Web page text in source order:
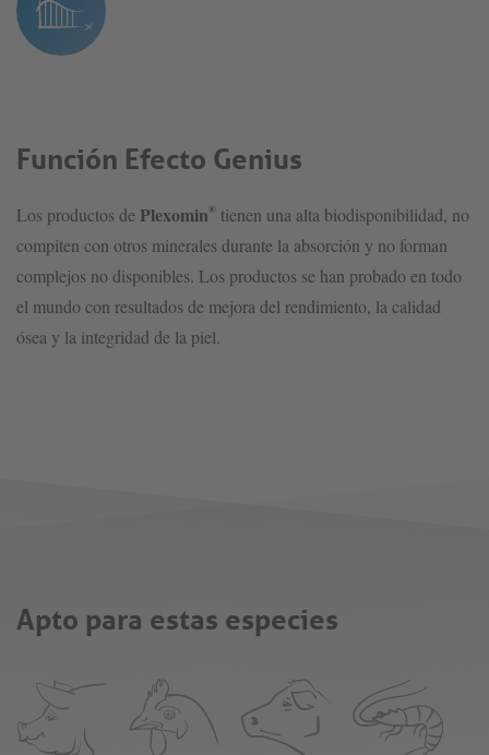
Función Efecto Genius
Los productos de Plexomin ® tienen una alta biodisponibilidad, no
compiten con otros minerales durante la absorción y no forman
complejos no disponibles. Los productos se han probado en todo
el mundo con resultados de mejora del rendimiento, la calidad
ósea y la integridad de la piel.
Apto para estas especies